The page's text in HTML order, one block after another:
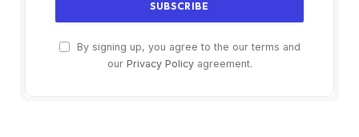
By signing up, you agree to the our terms and
our Privacy Policyagreement.